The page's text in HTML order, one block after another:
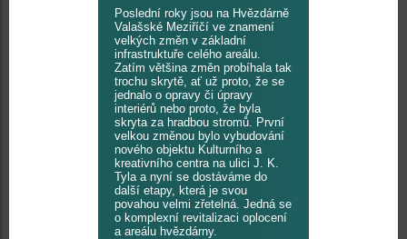
Poslední roky jsou na Hvězdárně
Valašské Meziříčí ve znamení
velkých změn v základní
infrastruktuře celého areálu.
Zatím většina změn probíhala tak
trochu skrytě, ať už proto, že se
jednalo o opravy či úpravy
interiérů nebo proto, že byla
skryta za hradbou stromů. První
velkou změnou bylo vybudování
nového objektu Kulturního a
kreativního centra na ulici J. K.
Tyla a nyní se dostáváme do
další etapy, která je svou
povahou velmi zřetelná. Jedná se
o komplexní revitalizaci oplocení
a areálu hvězdárny.